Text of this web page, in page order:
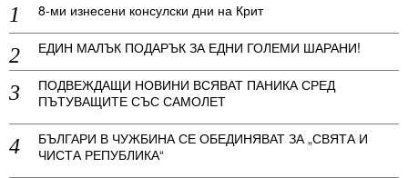
8-ми изнесени консулски дни на Крит
ЕДИН МАЛЪК ПОДАРЪК ЗА ЕДНИ ГОЛЕМИ ШАРАНИ!
ПОДВЕЖДАЩИ НОВИНИ ВСЯВАТ ПАНИКА СРЕД
ПЪТУВАЩИТЕ СЪС САМОЛЕТ
БЪЛГАРИ В ЧУЖБИНА СЕ ОБЕДИНЯВАТ ЗА „СВЯТА И
ЧИСТА РЕПУБЛИКА“